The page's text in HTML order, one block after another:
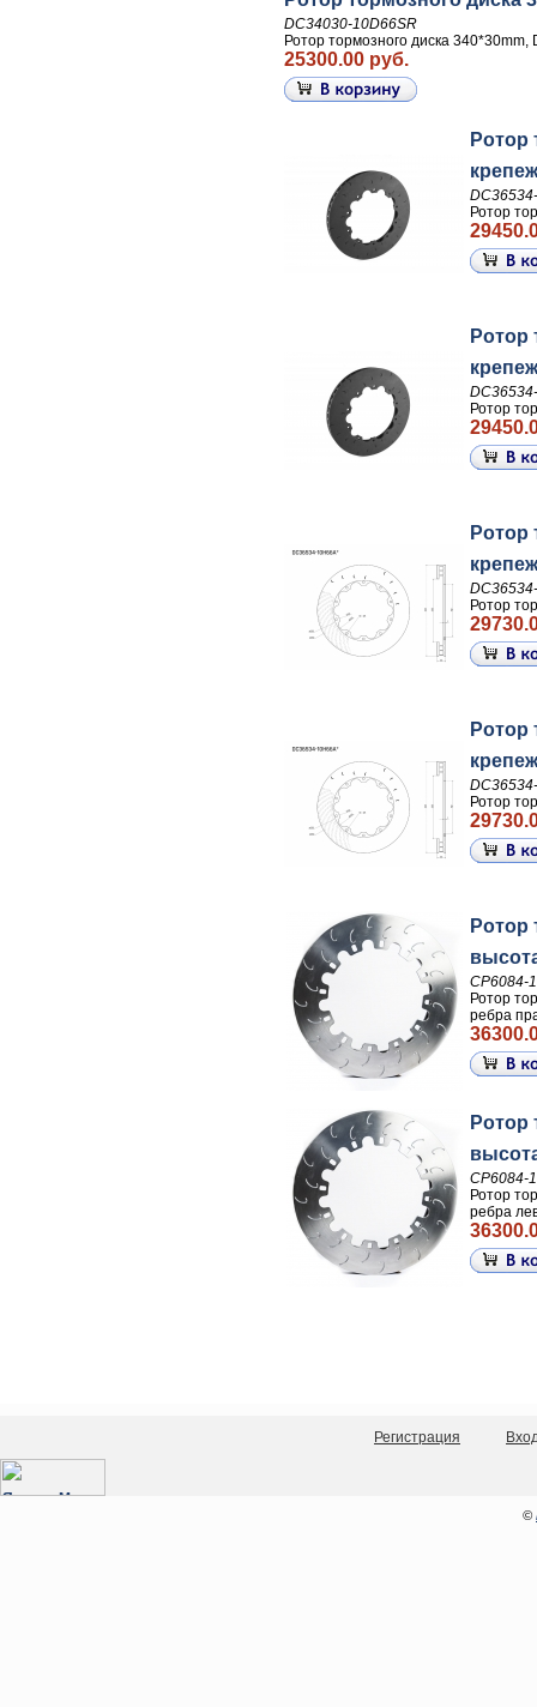
DC34030-10D66SR
Ротор тормозного диска
25300.00 руб.
Ротор
Ротор
Ротор
Ротор
Ротор
Ротор
Ротор
Ротор
Ротор
CP6084-
Ротор
ребра
Ротор
CP6084-
Ротор
ребра
Регистрация
©